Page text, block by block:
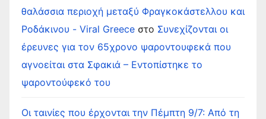
θαλάσσια περιοχή μεταξύ Φραγκοκάστελλου και
Ροδάκινου - Viral Greece στο Συνεχίζονται οι
έρευνες για τον 65χρονο ψαροντουφεκά που
αγνοείται στα Σφακιά – Εντοπίστηκε το
ψαροντούφεκό του
Οι ταινίες που έρχονται την Πέμπτη 9/7: Από τη